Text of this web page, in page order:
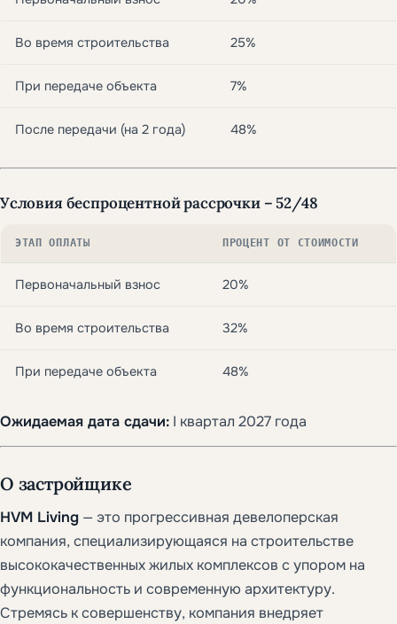
Во время строительства 25%
При передаче объекта 7%
После передачи (на 2 года) 48%
Условия беспроцентной рассрочки – 52/48
ЭТАП ОПЛАТЫ ПРОЦЕНТ ОТ СТОИМОСТИ
Первоначальный взнос 20%
Во время строительства 32%
При передаче объекта 48%
Ожидаемая дата сдачи: I квартал 2027 года
О застройщике
HVM Living — это прогрессивная девелоперская
компания, специализирующаяся на строительстве
высококачественных жилых комплексов с упором на
функциональность и современную архитектуру.
Стремясь к совершенству, компания внедряет